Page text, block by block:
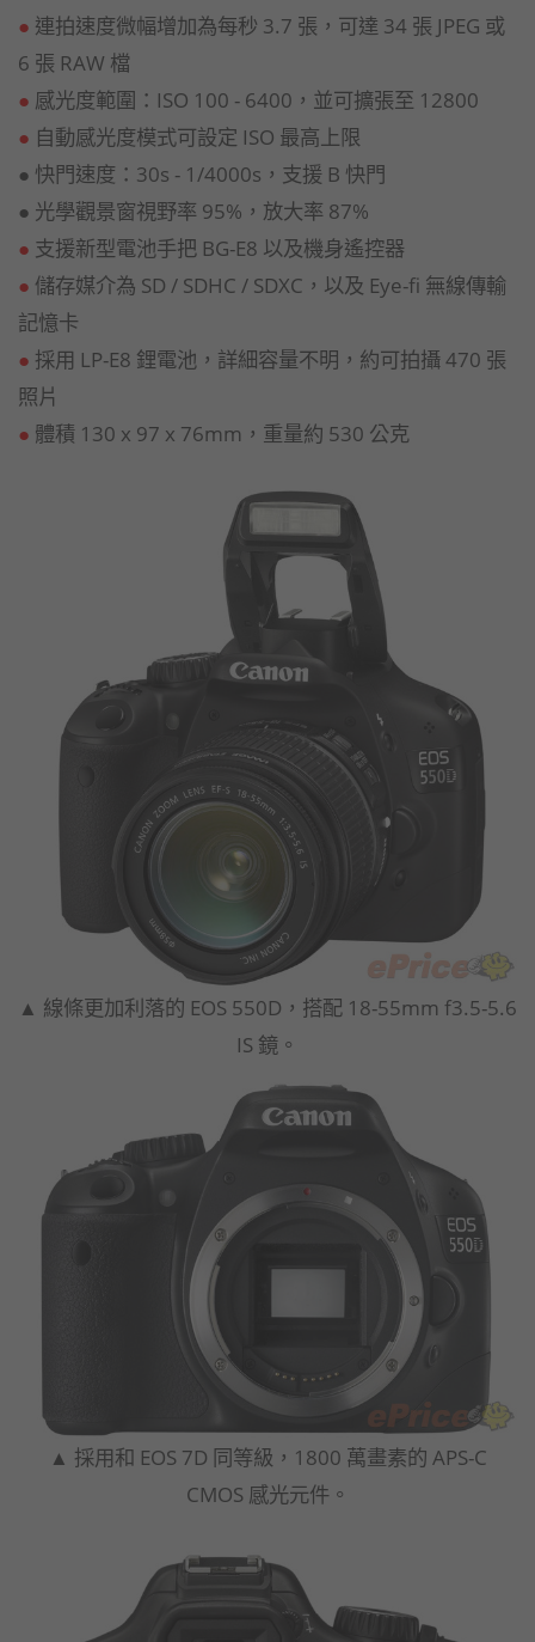
● 連拍速度微幅增加為每秒 3.7 張 ，可達 34 張 JPEG 或
6 張 RAW 檔
● 感光度範圍：ISO 100 - 6400，並可擴張至 12800
● 自動感光度模式可設定 ISO 最高上限
● 快門速度：30s - 1/4000s，支援 B 快門
● 光學觀景窗視野率 95% ， 放大率 87%
● 支援新型電池手把 BG-E8 以及機身遙控器
● 儲存媒介為 SD / SDHC / SDXC，以及 Eye-fi 無線傳輸
記憶卡
● 採用 LP-E8 鋰電池，詳細容量不明，約可拍攝 470 張
照片
● 體積 130 x 97 x 76mm，重量約 530 公克
▲ 線條更加利落的 EOS 550D，搭配 18-55mm f3.5-5.6
IS 鏡。
▲ 採用和 EOS 7D 同等級，1800 萬畫素的 APS-C
CMOS 感光元件。